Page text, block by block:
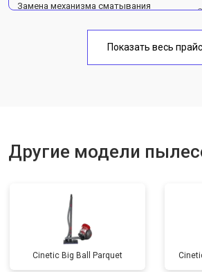
Замена механизма сматывания
от
Показать весь прайс
Другие модели
Cinetic Big Ball Parquet